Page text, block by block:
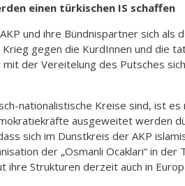
einen türkischen IS schaffen
und ihre Bündnispartner sich als
gegen die KurdInnen und die
der Vereitelung des Putsches
nationalistische Kreise sind, ist
ausgeweitet werden
sich im Dunstkreis der AKP
der „Osmanli Ocaklari“ in
Strukturen derzeit auch in